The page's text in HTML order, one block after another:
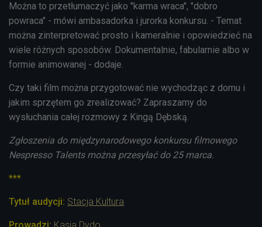
Można to przetłumaczyć jako "karma wraca", "dobro
powraca" - mówi ambasadorka i jurorka konkursu. - Temat
można zinterpretować prosto i kameralnie i opowiedzieć na
wiele różnych sposobów. Dokumentalnie, fabularnie albo w
formie animowanej - dodaje.
Czy taki film można przygotować nie wychodząc z domu i
jakim sprzętem go zrealizować? Zapraszamy do
wysłuchania całej rozmowy z Kingą Dębską.
Zgłoszenia do międzynarodowego konkursu filmowego
Nespresso Talents można przesyłać do 25 marca.
***
Tytuł audycji: Stacja Kultura